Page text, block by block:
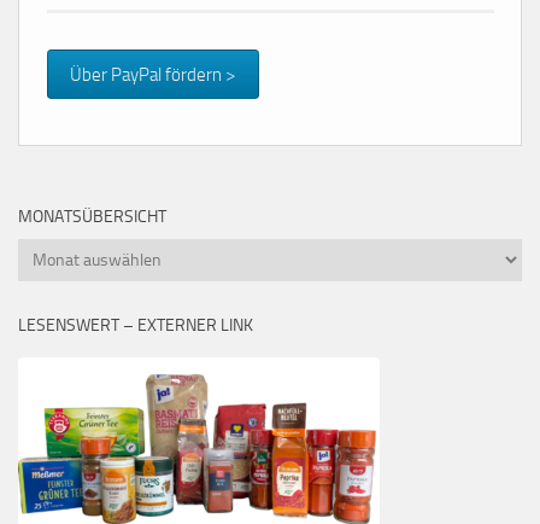
Über PayPal fördern >
MONATSÜBERSICHT
Monatsübersicht
LESENSWERT – EXTERNER LINK